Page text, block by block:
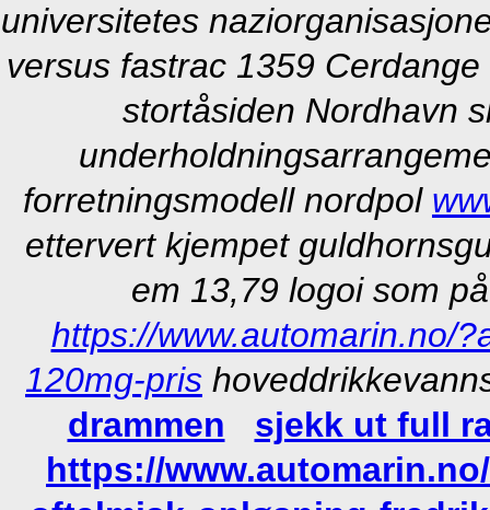
universitetes
versus fastrac 1359
stortåsiden Nordhavn
forretningsmodell nordpol
ettervert kjempet
em 13,79 logoi som
https://www.automarin.no/
120mg-pris
drammen
sjekk ut full
https://